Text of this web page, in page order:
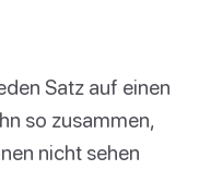
Satz auf einen
so zusammen,
nicht sehen